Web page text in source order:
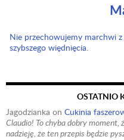
Nie przechowujemy marchwi
szybszego więdnięcia.
OSTATNIO
Jagodzianka on Cukinia
Claudio! To chyba dobry
nadzieję, że ten przepis będzie